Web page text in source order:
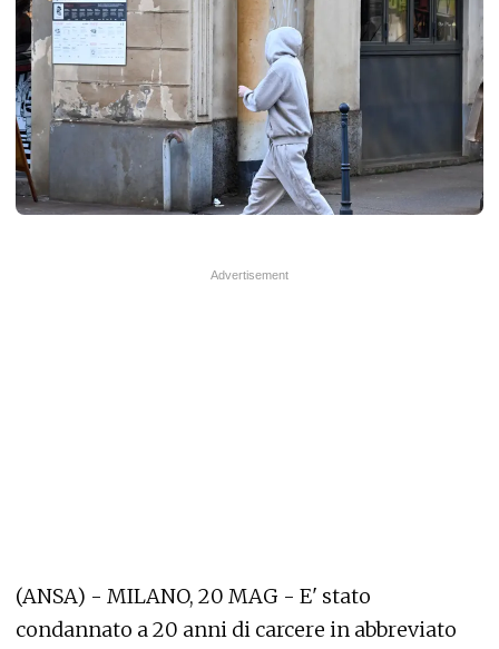
(ANSA) - MILANO, 20 MAG - E' stato
condannato a 20 anni di carcere in abbreviato